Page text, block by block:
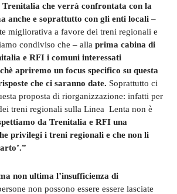
che verrà confrontata con la
anche e soprattutto con gli enti locali –
migliorativa a favore dei treni regionali e
condiviso che – alla prima cabina di
e RFI i comuni interessati
apriremo un focus specifico su questa
che ci saranno date. Soprattutto ci
proposta di riorganizzazione: infatti per
treni regionali sulla Linea Lenta non è
da Trenitalia e RFI una
privilegi i treni regionali e che non li
non ultima l’insufficienza di
non possono essere essere lasciate